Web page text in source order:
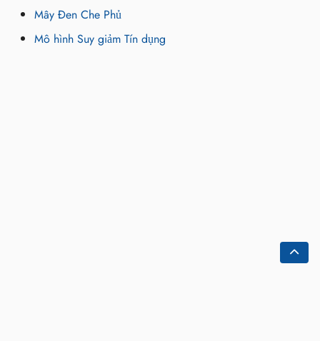
Mây Đen Che Phủ
Mô hình Suy giảm Tín dụng